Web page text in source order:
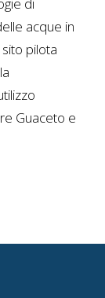
acque in
pilota
Guaceto e